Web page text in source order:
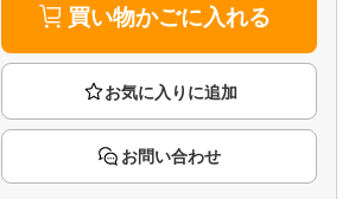
Rチャンネル
楽天チケット
エンタメニュース
推し楽
買い物かごに入れる
お問い合わせ